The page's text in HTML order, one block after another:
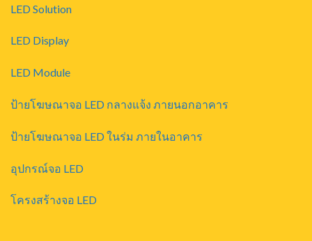
LED Solution
LED Display
LED Module
ป้ายโฆษณาจอ LED กลางแจ้ง ภายนอกอาคาร
ป้ายโฆษณาจอ LED ในร่ม ภายในอาคาร
อุปกรณ์จอ LED
โครงสร้างจอ LED